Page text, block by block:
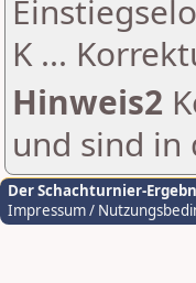
K ...
Hinweis2
und sind in
Der Schachturnier-
Impressum /